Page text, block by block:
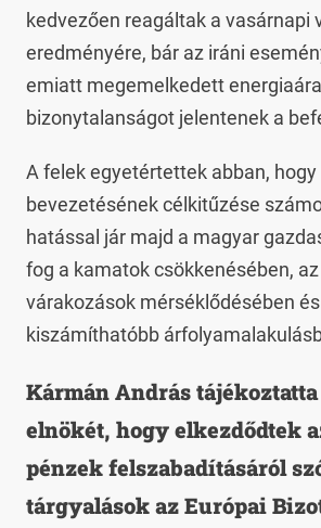
kedvezően reagáltak a vasárnapi
eredményére, bár az iráni
emiatt megemelkedett
bizonytalanságot jelentenek a
A felek egyetértettek abban, hogy
bevezetésének célkitűzése
hatással jár majd a magyar
fog a kamatok csökkenésében,
várakozások mérséklődésében
kiszámíthatóbb
Kármán András
elnökét, hogy elkezdődtek
pénzek felszabadításáról
tárgyalások az Európai